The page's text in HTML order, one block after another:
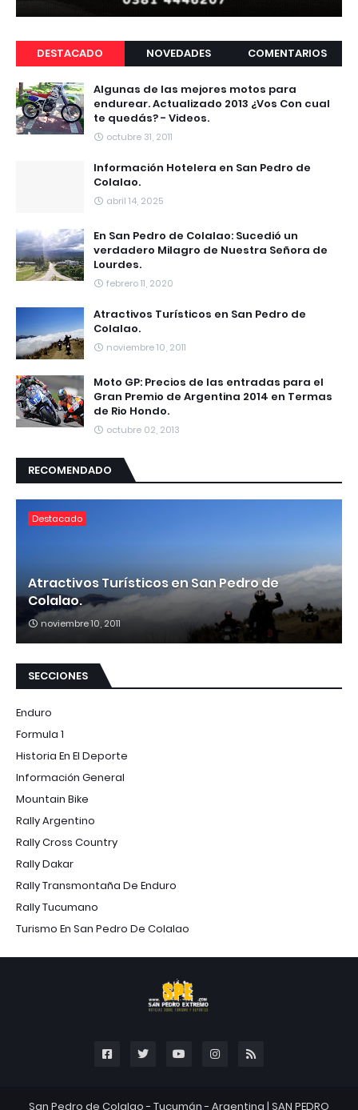
DESTACADO NOVEDADES COMENTARIOS
Algunas de las mejores motos para
endurear. Actualizado 2013 ¿Vos Con cual
te quedás? - Videos.
octubre 31, 2011
Información Hotelera en San Pedro de
Colalao.
abril 14, 2025
En San Pedro de Colalao: Sucedió un
verdadero Milagro de Nuestra Señora de
Lourdes.
febrero 11, 2020
Atractivos Turísticos en San Pedro de
Colalao.
noviembre 10, 2011
Moto GP: Precios de las entradas para el
Gran Premio de Argentina 2014 en Termas
de Rio Hondo.
octubre 02, 2013
RECOMENDADO
Destacado
Atractivos Turísticos en San Pedro de
Colalao.
noviembre 10, 2011
SECCIONES
Enduro
Formula 1
Historia En El Deporte
Información General
Mountain Bike
Rally Argentino
Rally Cross Country
Rally Dakar
Rally Transmontaña De Enduro
Rally Tucumano
Turismo En San Pedro De Colalao
San Pedro de Colalao - Tucumán - Argentina | SAN PEDRO